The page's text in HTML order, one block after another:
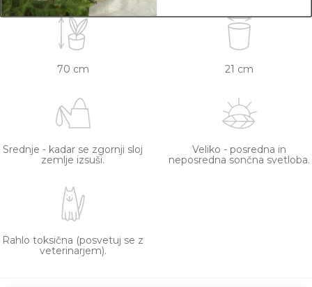
70 cm 21 cm
Srednje - kadar se zgornji sloj
zemlje izsuši.
Veliko - posredna in
neposredna sončna svetloba.
Rahlo toksična (posvetuj se z
veterinarjem).